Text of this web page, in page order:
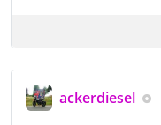
ackerdiesel